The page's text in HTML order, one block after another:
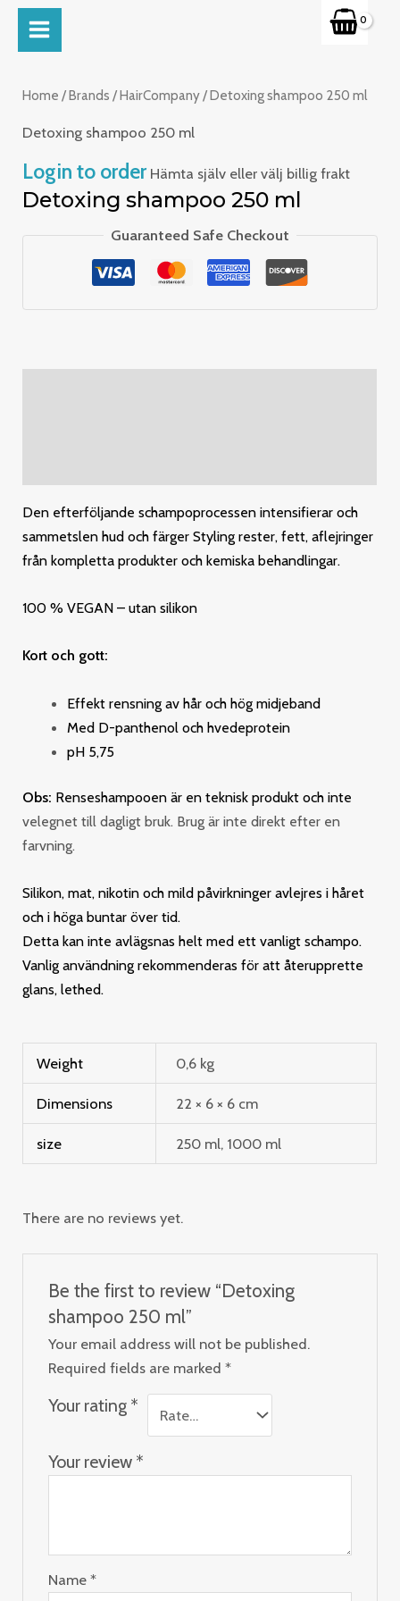
SkipMAIN
MENU
Home /Brands /HairCompany/ Detoxing shampoo 250 ml
Detoxing shampoo 250 ml
Login to order Hämta själv eller välj billig frakt
Detoxing shampoo 250 ml
Guaranteed Safe Checkout
Den efterföljande schampoprocessen intensifierar och
sammetslen hud och färgerStyling rester, fett, aflejringer
från kompletta produkter och kemiska behandlingar.
100 % VEGAN – utan silikon
Kort och gott:
Effekt rensning av hår och hög midjeband
Med D-panthenol och hvedeprotein
pH 5,75
Obs: Renseshampooen är en teknisk produkt och inte
velegnet till dagligt bruk. Brug är inte direkt efter en
farvning.
Silikon, mat, nikotin och mild påvirkninger avlejres i håret
och i höga buntar över tid.
Detta kan inte avlägsnas helt med ett vanligt schampo.
Vanlig användning rekommenderas för att återupprette
glans, lethed.
Weight 0,6 kg
Dimensions 22 × 6 × 6 cm
size 250 ml, 1000 ml
There are no reviews yet.
Be the first to review “Detoxing
shampoo 250 ml”
Your email address will not be published.
Required fields are marked *
Your rating *
Your review *
Name *